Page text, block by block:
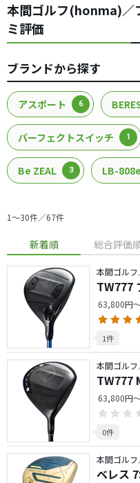
本間ゴルフ(honma)／
ミ評価
ブランドから探す
アスポート 6
パーフェクトスイッチ 1
Be ZEAL 3 LB-
1〜30件／67件
新着順 総合評価
本間ゴルフ
TW777
63,800円
1件
本間ゴルフ
TW777
63,800円
0件
本間ゴルフ
ベレス